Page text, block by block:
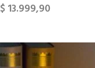
$13.999,90